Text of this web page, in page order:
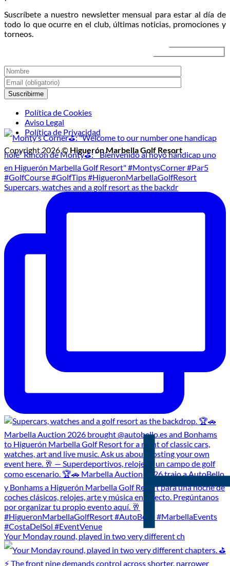
Supercars, watches and a golf resort as the backdr
Your Monday round, played in two very different ch
Torneo
de
2026
Suscríbete a nuestro newsletter mensual para estar al día de
todo lo que ocurre en el club, últimas noticias, promociones y
torneos.
Política de Cookies
Aviso Legal
Política de Privacidad
Copyright 2026 © Higuerón Marbella Golf Resort